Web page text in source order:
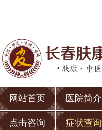
网站首页 医院简介
点击咨询 症状查询